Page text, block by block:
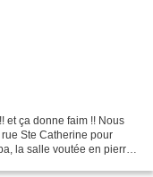
et ça donne faim !! Nous
Ste Catherine pour
la salle voutée en pierres